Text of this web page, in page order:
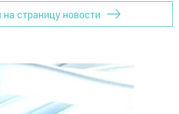
на страницу новости